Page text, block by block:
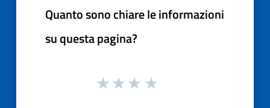
Quanto sono chiare le informazioni
su questa pagina?